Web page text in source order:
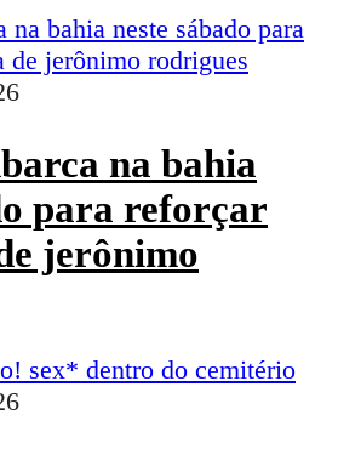
na bahia
para reforçar
jerônimo